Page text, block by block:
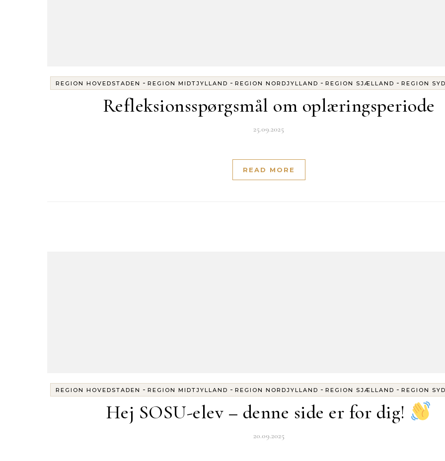
REGION HOVEDSTADEN - REGION MIDTJYLLAND - REGION NORDJYLLAND - REGION SJÆLLAND - REGION
Refleksionsspørgsmål om oplæringsperiode
25.09.2025
READ MORE
REGION HOVEDSTADEN - REGION MIDTJYLLAND - REGION NORDJYLLAND - REGION SJÆLLAND - REGION
Hej SOSU-elev – denne side er for dig!
20.09.2025